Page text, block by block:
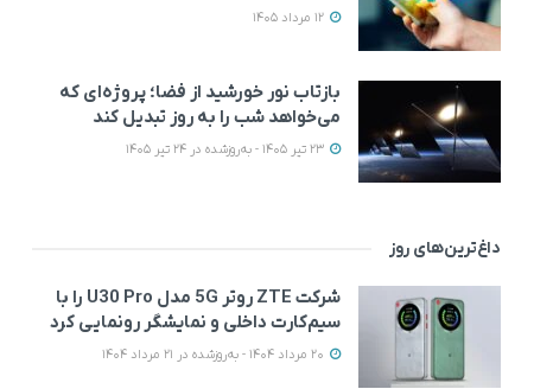
بازتاب نور خورشید از فضا؛ پروژه‌ای که
می‌خواهد شب را به روز تبدیل کند
داغ‌ترین‌های روز
شرکت ZTE روتر 5G مدل U30 Pro را با
سیم‌کارت داخلی و نمایشگر رونمایی کرد